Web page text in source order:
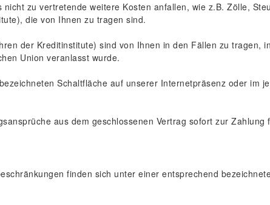
zu vertretende weitere Kosten anfallen, wie z.B. Zölle,
die von Ihnen zu tragen sind.
der Kreditinstitute) sind von Ihnen in den Fällen zu tragen,
Union veranlasst wurde.
Schaltfläche auf unserer Internetpräsenz oder im
aus dem geschlossenen Vertrag sofort zur Zahlung
finden sich unter einer entsprechend